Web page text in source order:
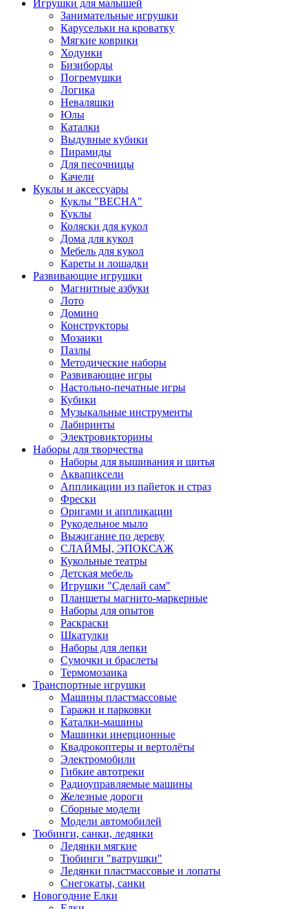
Игрушки для малышей
Занимательные игрушки
Карусельки на кроватку
Мягкие коврики
Ходунки
Бизиборды
Погремушки
Логика
Неваляшки
Юлы
Каталки
Выдувные кубики
Пирамиды
Для песочницы
Качели
Куклы и аксессуары
Куклы "ВЕСНА"
Куклы
Коляски для кукол
Дома для кукол
Мебель для кукол
Кареты и лошадки
Развивающие игрушки
Магнитные азбуки
Лото
Домино
Конструкторы
Мозаики
Пазлы
Методические наборы
Развивающие игры
Настольно-печатные игры
Кубики
Музыкальные инструменты
Лабиринты
Электровикторины
Наборы для творчества
Наборы для вышивания и шитья
Аквапиксели
Аппликации из пайеток и страз
Фрески
Оригами и аппликации
Рукодельное мыло
Выжигание по дереву
СЛАЙМЫ, ЭПОКСАЖ
Кукольные театры
Детская мебель
Игрушки "Сделай сам"
Планшеты магнито-маркерные
Наборы для опытов
Раскраски
Шкатулки
Наборы для лепки
Сумочки и браслеты
Термомозаика
Транспортные игрушки
Машины пластмассовые
Гаражи и парковки
Каталки-машины
Машинки инерционные
Квадрокоптеры и вертолёты
Электромобили
Гибкие автотреки
Радиоуправляемые машины
Железные дороги
Сборные модели
Модели автомобилей
Тюбинги, санки, ледянки
Ледянки мягкие
Тюбинги "ватрушки"
Ледянки пластмассовые и лопаты
Снегокаты, санки
Новогодние Елки